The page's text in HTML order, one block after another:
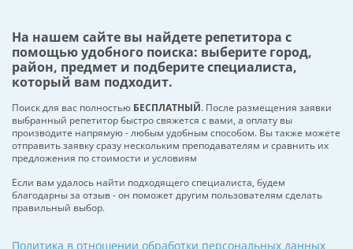
На нашем сайте вы найдете репетитора с
помощью удобного поиска: выберите город,
район, предмет и подберите специалиста,
который вам подходит.
Поиск для вас полностью БЕСПЛАТНЫЙ. После размещения заявки
выбранный репетитор быстро свяжется с вами, а оплату вы
производите напрямую - любым удобным способом. Вы также можете
отправить заявку сразу нескольким преподавателям и сравнить их
предложения по стоимости и условиям
Если вам удалось найти подходящего специалиста, будем
благодарны за отзыв - он поможет другим пользователям сделать
правильный выбор.
Политика в отношении обработки персональных данных